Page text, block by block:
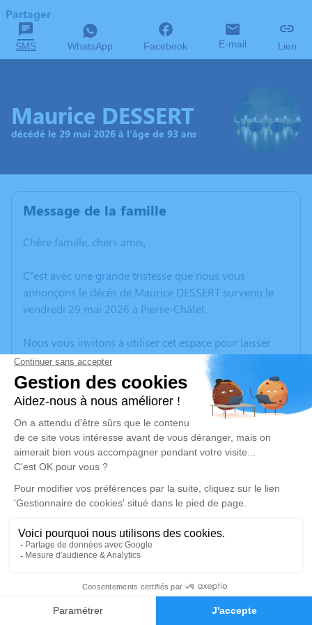
Faire-part Hommages
Partager
SMS WhatsApp Facebook E-mail Lien
Maurice DESSERT
décédé le 29 mai 2026 à l'âge de 93 ans
Message de la famille
Chère famille, chers amis,
C’est avec une grande tristesse que nous vous
annonçons le décès de Maurice DESSERT survenu le
vendredi 29 mai 2026 à Pierre-Châtel.
Nous vous invitons à utiliser cet espace pour laisser
vos condoléances, partager des photos souvenirs, une
anecdote ou exprimer vos pensées à travers des
poèmes ou des textes. Cet endroit est un lieu
d'expression dédié à honorer la mémoire de Maurice
DESSERT.
Un service de plantation d’arbre hommage est
disponible ici.
Je rends hommage
Cérémonie religieuse
Église de Laffrey
38220 Laffrey